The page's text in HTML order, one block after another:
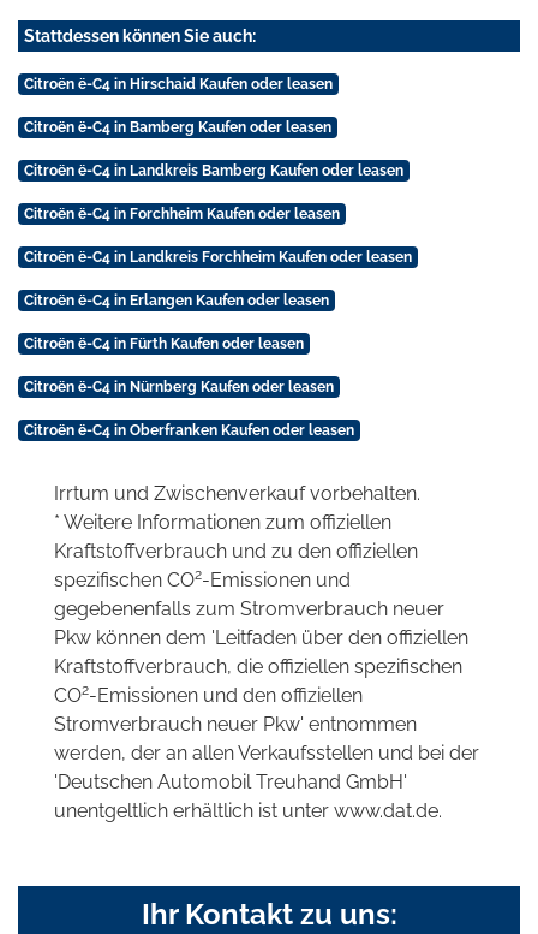
Stattdessen können Sie auch:
Citroën ë-C4 in Hirschaid Kaufen oder leasen
Citroën ë-C4 in Bamberg Kaufen oder leasen
Citroën ë-C4 in Landkreis Bamberg Kaufen oder leasen
Citroën ë-C4 in Forchheim Kaufen oder leasen
Citroën ë-C4 in Landkreis Forchheim Kaufen oder leasen
Citroën ë-C4 in Erlangen Kaufen oder leasen
Citroën ë-C4 in Fürth Kaufen oder leasen
Citroën ë-C4 in Nürnberg Kaufen oder leasen
Citroën ë-C4 in Oberfranken Kaufen oder leasen
Irrtum und Zwischenverkauf vorbehalten.
* Weitere Informationen zum offiziellen
Kraftstoffverbrauch und zu den offiziellen
spezifischen CO2-Emissionen und
gegebenenfalls zum Stromverbrauch neuer
Pkw können dem 'Leitfaden über den offiziellen
Kraftstoffverbrauch, die offiziellen spezifischen
CO2-Emissionen und den offiziellen
Stromverbrauch neuer Pkw' entnommen
werden, der an allen Verkaufsstellen und bei der
'Deutschen Automobil Treuhand GmbH'
unentgeltlich erhältlich ist unter www.dat.de.
Ihr Kontakt zu uns: